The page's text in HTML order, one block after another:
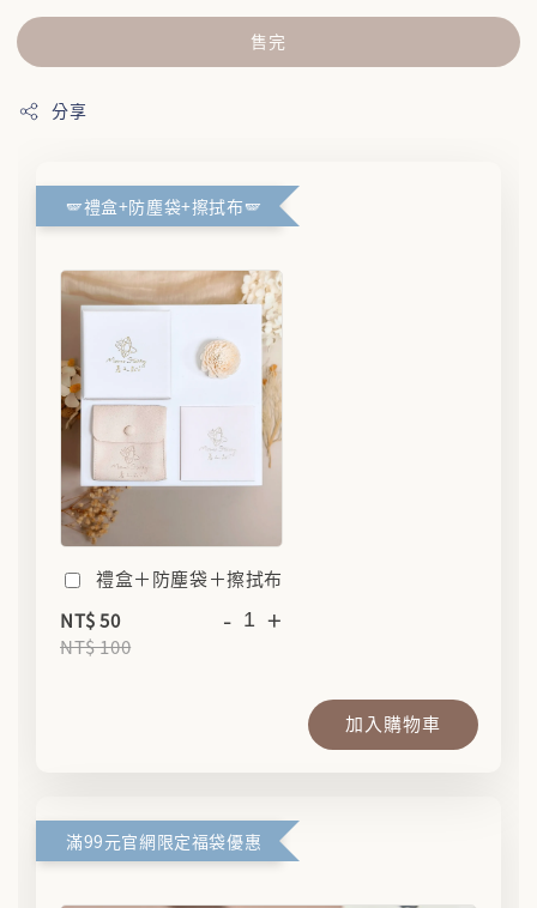
售完
分享
🪽禮盒+防塵袋+擦拭布🪽
禮盒＋防塵袋＋擦拭布
NT$ 50
NT$ 100
- +
加入購物車
滿99元官網限定福袋優惠